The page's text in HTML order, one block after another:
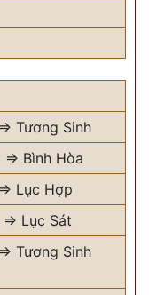
Tương Sinh
Bình Hòa
Lục Hợp
Lục Sát
Tương Sinh